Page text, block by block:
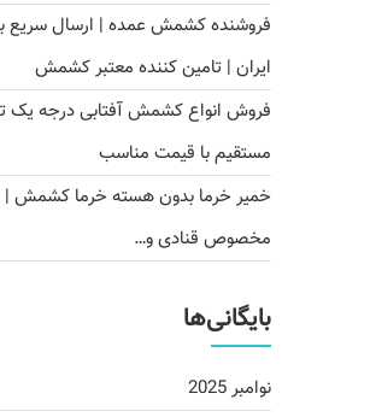
فروشنده کشمش عمده | ارسال سریع
ایران | تامین کننده معتبر کشمش
مستقیم با قیمت مناسب
خمیر خرما بدون هسته خرما کشمش |
مخصوص قنادی و…
بایگانی‌ها
نوامبر 2025